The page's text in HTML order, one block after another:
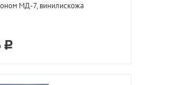
МД-7, винилискожа